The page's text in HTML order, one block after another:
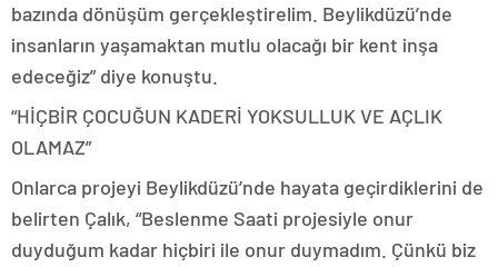
bazında dönüşüm gerçekleştirelim. Beylikdüzü’nde
insanların yaşamaktan mutlu olacağı bir kent inşa
edeceğiz” diye konuştu.
“HİÇBİR ÇOCUĞUN KADERİ YOKSULLUK VE AÇLIK
OLAMAZ”
Onlarca projeyi Beylikdüzü’nde hayata geçirdiklerini de
belirten Çalık, “Beslenme Saati projesiyle onur
duyduğum kadar hiçbiri ile onur duymadım. Çünkü biz